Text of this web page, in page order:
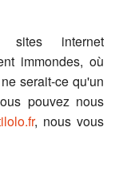
internet
immondes, où
serait-ce qu'un
pouvez nous
, nous vous